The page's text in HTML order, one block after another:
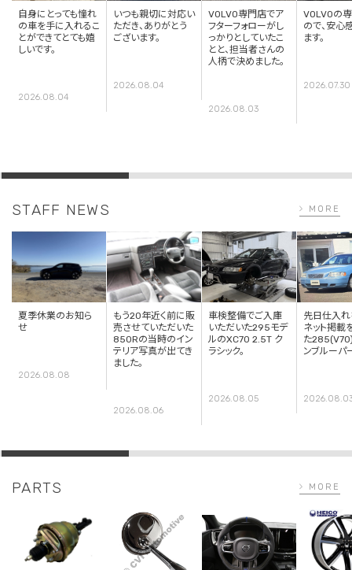
自身にとっても憧れ
の車を手に入れるこ
とができてとても嬉
しいです。
2026.08.04
いつも親切に対応い
ただき、ありがとう
ございます。
2026.08.04
VOLVO専門店でア
フターフォローがし
っかりとしていたこ
とと、担当者さんの
人柄で決めました。
2026.08.03
VOLVOの
ので、安心
ます。
2026.07.30
STAFF NEWS MORE
夏季休業のお知ら
せ
2026.08.08
もう20年近く前に販
売させていただいた
850Rの当時のイン
テリア写真が出てき
ました。
2026.08.06
車検整備でご入庫
いただいた295モデ
ルのXC70 2.5T ク
ラシック。
2026.08.05
先日仕入れ
ネット掲載
た
ンブルーパ
PARTS MORE